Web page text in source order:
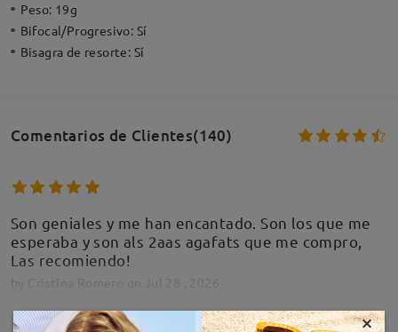
Peso: 19g
Bifocal/Progresivo: Sí
Bisagra de resorte: Sí
Comentarios de Clientes(140)
Son geniales y me han encantado. Son los que me
esperaba y son als 2aas agafats que me compro,
Las recomiendo!
×